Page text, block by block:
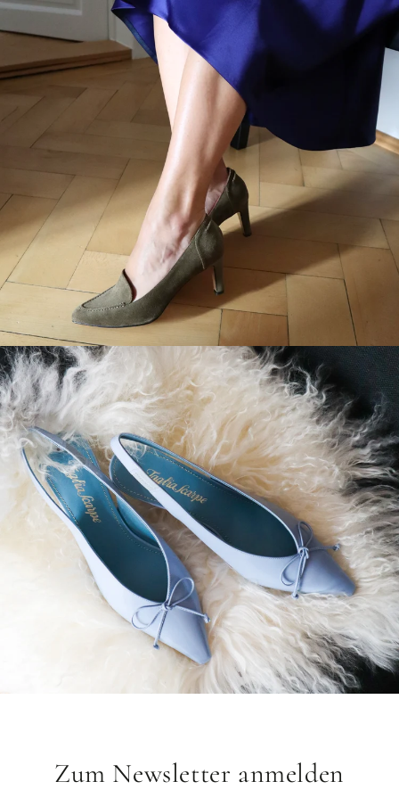
Zum Newsletter anmelden